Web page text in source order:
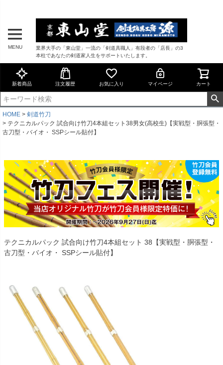
MENU
業界大手の「東山堂」一流の「剣道具職人」有段者の「店長」の3
本柱であなたの剣道家人生をサポートいたします。
新着商品 注文履歴 お気に入り マイページ カート
HOME
剣道竹刀
テクニカルパック 試合向け竹刀4本組セット38男女(高校生)【実戦型・胴張型・
古刀型・バイオ・ SSPシール貼付】
テクニカルパック 試合向け竹刀4本組セット 38【実戦型・胴張型・
古刀型・バイオ・ SSPシール貼付】